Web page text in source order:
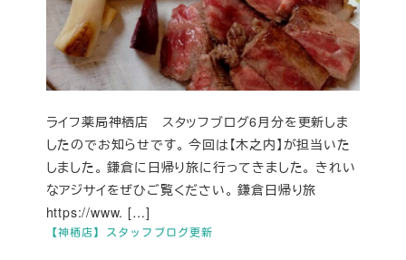
【神栖店】スタッフブログ更新
ライフ薬局神栖店 スタッフブログ6月分を更新しま
したのでお知らせです。 今回は【木之内】が担当いた
しました。 鎌倉に日帰り旅に行ってきました。 きれい
なアジサイをぜひご覧ください。 鎌倉日帰り旅
https://www. […]